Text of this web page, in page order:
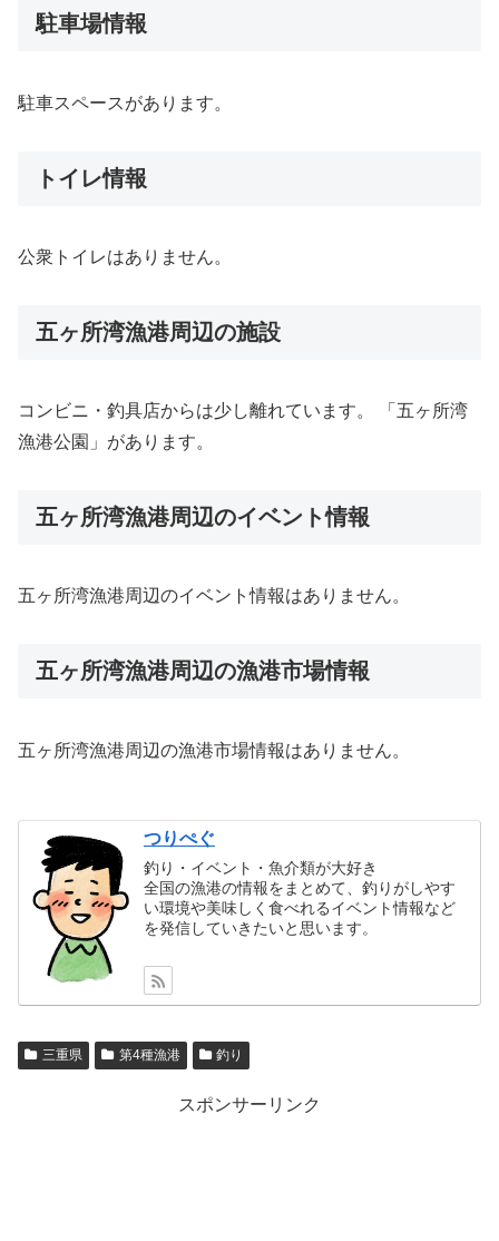
駐車場情報
駐車スペースがあります。
トイレ情報
公衆トイレはありません。
五ヶ所湾漁港周辺の施設
コンビニ・釣具店からは少し離れています。 「五ヶ所湾
漁港公園」があります。
五ヶ所湾漁港周辺のイベント情報
五ヶ所湾漁港周辺のイベント情報はありません。
五ヶ所湾漁港周辺の漁港市場情報
五ヶ所湾漁港周辺の漁港市場情報はありません。
つりぺぐ
釣り・イベント・魚介類が大好き
全国の漁港の情報をまとめて、釣りがしやす
い環境や美味しく食べれるイベント情報など
を発信していきたいと思います。
三重県 第4種漁港 釣り
スポンサーリンク